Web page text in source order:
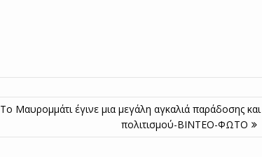
Το Μαυρομμάτι έγινε μια μεγάλη αγκαλιά παράδοσης και
πολιτισμού-ΒΙΝΤΕΟ-ΦΩΤΟ